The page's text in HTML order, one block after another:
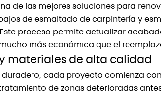
de las mejores soluciones para
de esmaltado de carpintería y
proceso permite actualizar
más económica que el
materiales de alta calidad
cada proyecto comienza
de zonas deterioradas